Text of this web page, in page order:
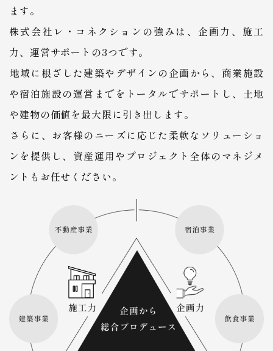
ます。
株式会社レ・コネクションの強みは、企画力、施工
力、運営サポートの3つです。
​​​​​​​地域に根ざした建築やデザインの企画から、商業施設
や宿泊施設の運営までをトータルでサポートし、土地
や建物の価値を最大限に引き出します。
​​​​​​​さらに、お客様のニーズに応じた柔軟なソリューショ
ンを提供し、資産運用やプロジェクト全体のマネジメ
ントもお任せください。